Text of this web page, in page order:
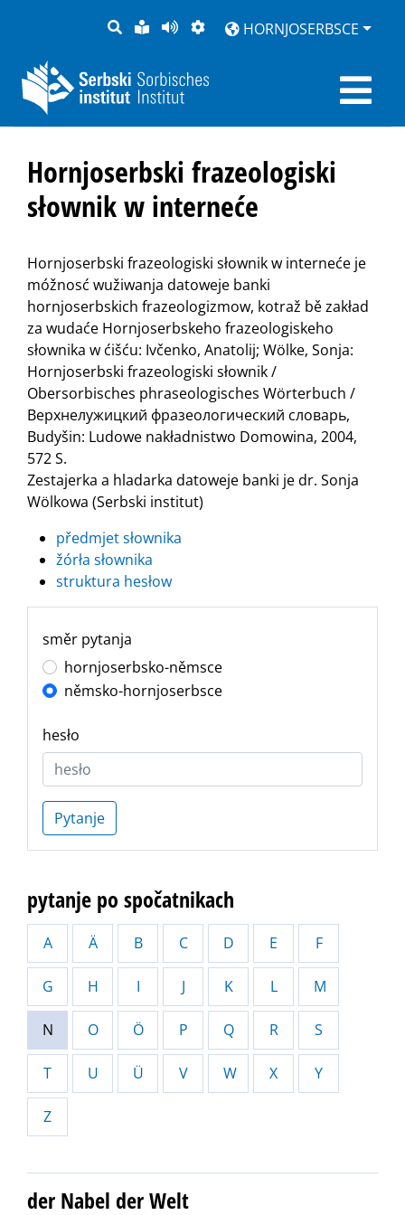
PYTANJE
LOCHKA
RĚČ
STRONU
PŘEDČITAĆ
ZWOBRAZNJENJE
HORNJOSERBSCE
Hornjoserbski frazeologiski
słownik w interneće
Hornjoserbski frazeologiski słownik w interneće je
móžnosć wužiwanja datoweje banki
hornjoserbskich frazeologizmow, kotraž bě zakład
za wudaće Hornjoserbskeho frazeologiskeho
słownika w ćišću: Ivčenko, Anatolij; Wölke, Sonja:
Hornjoserbski frazeologiski słownik /
Obersorbisches phraseologisches Wörterbuch /
Верхнелужицкий фразеологический словарь,
Budyšin: Ludowe nakładnistwo Domowina, 2004,
572 S.
Zestajerka a hladarka datoweje banki je dr. Sonja
Wölkowa (Serbski institut)
předmjet słownika
žórła słownika
struktura hesłow
směr pytanja
hornjoserbsko-němsce
němsko-hornjoserbsce
hesło
Pytanje
pytanje po spočatnikach
A Ä B C D E F
G H I J K L M
N O Ö P Q R S
T U Ü V W X Y
Z
der Nabel der Welt